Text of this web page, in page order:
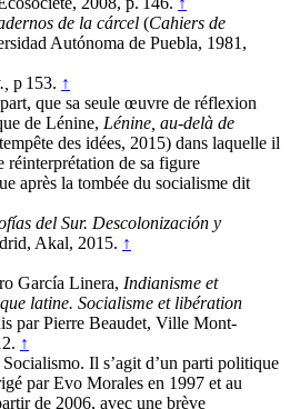
de la cárcel (Cahiers de
Autónoma de Puebla, 1981,
p 153. ↑
que sa seule œuvre de réflexion
de Lénine, Lénine, au-delà de
des idées, 2015) dans laquelle il
réinterprétation de sa figure
après la tombée du socialisme dit
del Sur. Descolonización y
Akal, 2015. ↑
García Linera, Indianisme et
latine. Socialisme et libération
par Pierre Beaudet, Ville Mont-
↑
Il s’agit d’un parti politique
par Evo Morales en 1997 et au
de 2006, avec une brève